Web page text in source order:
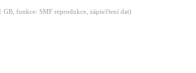
funkce: SMF reprodukce, zápis/čtení dat)